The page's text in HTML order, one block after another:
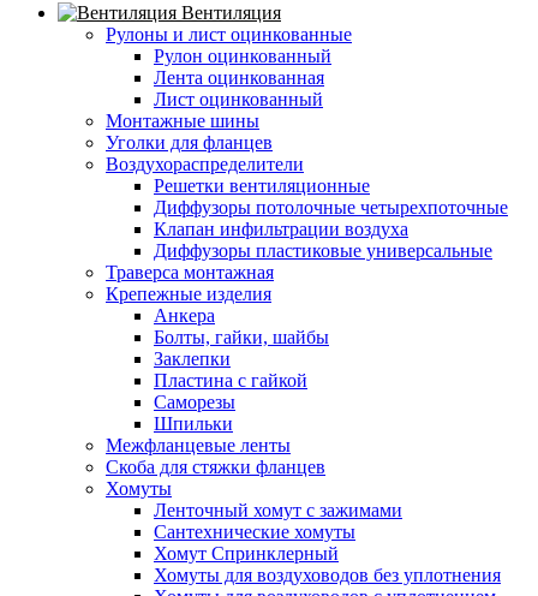
Вентиляция
Рулоны и лист оцинкованные
Рулон оцинкованный
Лента оцинкованная
Лист оцинкованный
Монтажные шины
Уголки для фланцев
Воздухораспределители
Решетки вентиляционные
Диффузоры потолочные четырехпоточные
Клапан инфильтрации воздуха
Диффузоры пластиковые универсальные
Траверса монтажная
Крепежные изделия
Анкера
Болты, гайки, шайбы
Заклепки
Пластина с гайкой
Саморезы
Шпильки
Межфланцевые ленты
Скоба для стяжки фланцев
Хомуты
Ленточный хомут с зажимами
Сантехнические хомуты
Хомут Спринклерный
Хомуты для воздуховодов без уплотнения